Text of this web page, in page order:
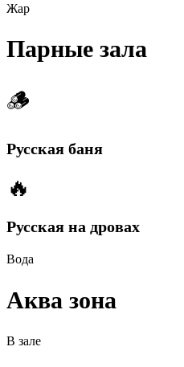
Жар
Парные зала
🪵
Русская баня
🔥
Русская на дровах
Вода
Аква зона
В зале